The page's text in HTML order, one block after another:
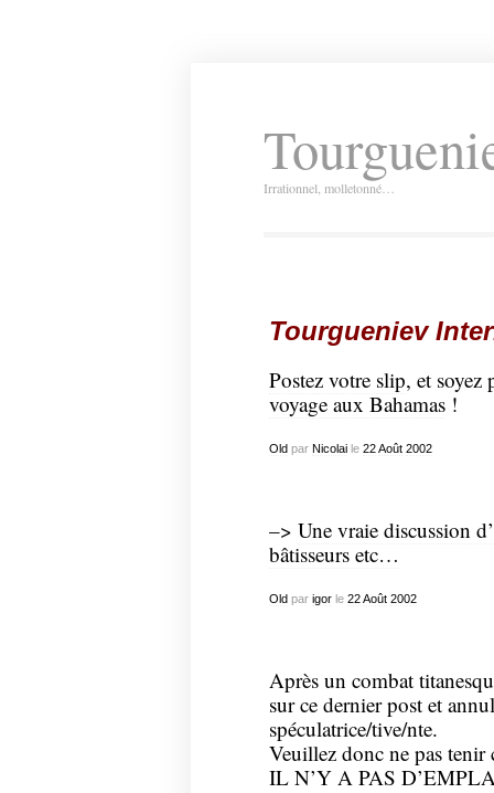
Irrationnel, molletonné…
Tourgueniev
Postez votre slip, et soyez
voyage aux Bahamas!
Oldpar Nicolaile 22 Août 2002
–> Une vraie discussion
bâtisseurs etc…
Oldpar igorle 22 Août 2002
Après un combat
sur ce dernier post et
spéculatrice/tive/nte.
Veuillez donc ne pas tenir
IL N’Y A PAS